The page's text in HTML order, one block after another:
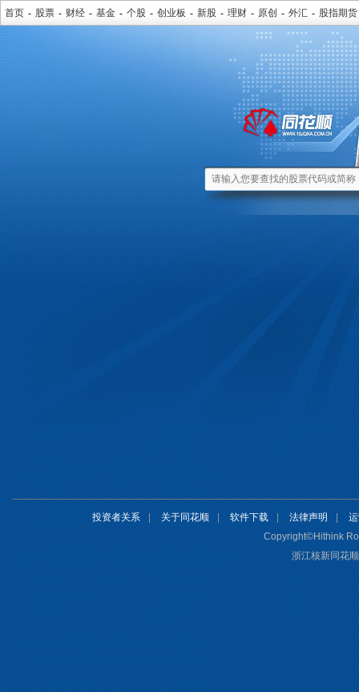
首页 - 股票 - 财经 - 基金 - 个股 - 创业板 - 新股 - 理财 - 原创 - 外汇 - 股指期货
投资者关系 关于同花顺 软件下载 法律声明
Copyright©Hithink
浙江核新同花